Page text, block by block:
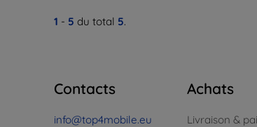
1 - 5 du total 5.
Contacts
info@top4mobile.eu
Achats
Livraison &